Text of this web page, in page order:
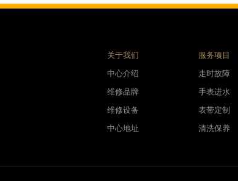
时光售后服务中心（需提前预约）
光售后服务中心（需提前预约）
售后服务中心（需提前预约）
售后服务中心（需提前预约）
关于我们
中心介绍
维修品牌
维修设备
中心地址
服务项目
走时故障
手表进水
表带定制
清洗保养